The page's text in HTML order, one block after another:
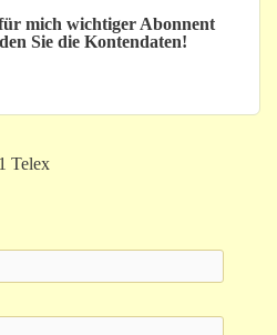
mich wichtiger Abonnent
Sie die Kontendaten!
Telex